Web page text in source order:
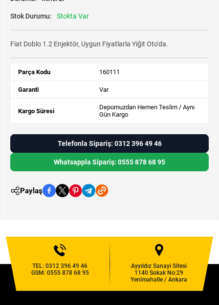
Stok Durumu: Stokta Var
Fiat Doblo 1.2 Enjektör, Uygun Fiyatlarla Yiğit Oto'da.
Parça Kodu 160111
Garanti Var
Kargo Süresi
Depomuzdan Hemen Teslim / Aynı
Gün Kargo
Telefonla Sipariş: 0312 396 49 46
Whatsappla Sipariş: 0555 878 68 95
Paylaş
TEL:0312 396 49 46
GSM: 0555 878 68 95
Ayyıldız Sanayi Sitesi
1140 Sokak No:29
Yenimahalle / Ankara